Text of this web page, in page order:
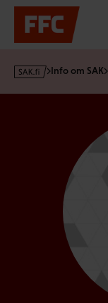
Hoppa
innehållet
s
Info om SAK